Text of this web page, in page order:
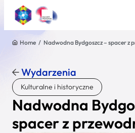
Znajdź atrakcję
Nazwa atrakcji
Miasto
Home / Nadwodna Bydgoszcz – spacer z
Wydarzenia
Kulturalne i historyczne
Nadwodna
spacer z